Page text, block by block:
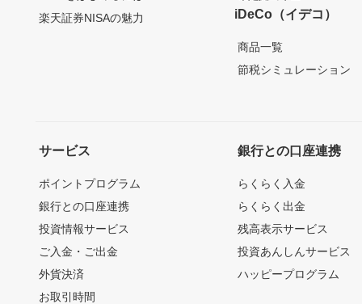
楽天証券NISAの魅力
iDeCo（イデコ）
商品一覧
節税シミュレーション
サービス
ポイントプログラム
銀行との口座連携
投資情報サービス
ご入金・ご出金
外貨決済
お取引時間
銀行との口座連携
らくらく入金
らくらく出金
残高表示サービス
投資あんしんサービス
ハッピープログラム